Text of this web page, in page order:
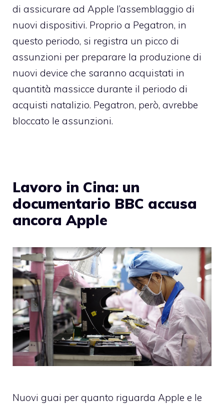
di assicurare ad Apple l’assemblaggio di
nuovi dispositivi. Proprio a Pegatron, in
questo periodo, si registra un picco di
assunzioni per preparare la produzione di
nuovi device che saranno acquistati in
quantità massicce durante il periodo di
acquisti natalizio. Pegatron, però, avrebbe
bloccato le assunzioni.
Lavoro in Cina: un
documentario BBC accusa
ancora Apple
Nuovi guai per quanto riguarda Apple e le